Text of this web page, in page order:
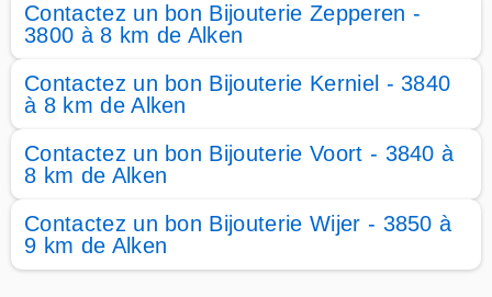
Contactez un bon Bijouterie Zepperen -
3800 à 8 km de Alken
Contactez un bon Bijouterie Kerniel - 3840
à 8 km de Alken
Contactez un bon Bijouterie Voort - 3840 à
8 km de Alken
Contactez un bon Bijouterie Wijer - 3850 à
9 km de Alken